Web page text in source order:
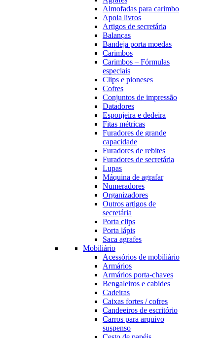
Almofadas para carimbo
Apoia livros
Artigos de secretária
Balanças
Bandeja porta moedas
Carimbos
Carimbos – Fórmulas
especiais
Clips e pioneses
Cofres
Conjuntos de impressão
Datadores
Esponjeira e dedeira
Fitas métricas
Furadores de grande
capacidade
Furadores de rebites
Furadores de secretária
Lupas
Máquina de agrafar
Numeradores
Organizadores
Outros artigos de
secretária
Porta clips
Porta lápis
Saca agrafes
Mobiliário
Acessórios de mobiliário
Armários
Armários porta-chaves
Bengaleiros e cabides
Cadeiras
Caixas fortes / cofres
Candeeiros de escritório
Carros para arquivo
suspenso